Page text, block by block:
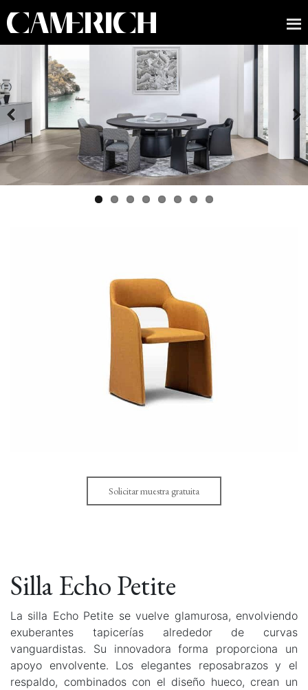
Previous
Solicitar muestra gratuita
Silla Echo Petite
La silla Echo Petite se vuelve glamurosa, envolviendo
exuberantes tapicerías alrededor de curvas
vanguardistas. Su innovadora forma proporciona un
apoyo envolvente. Los elegantes reposabrazos y el
respaldo, combinados con el diseño hueco, crean un